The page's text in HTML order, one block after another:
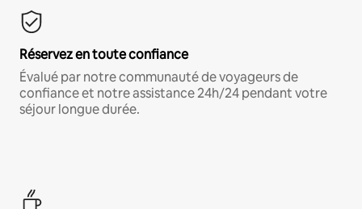
Réservez en toute confiance
Évalué par notre communauté de voyageurs de
confiance et notre assistance 24h/24 pendant votre
séjour longue durée.